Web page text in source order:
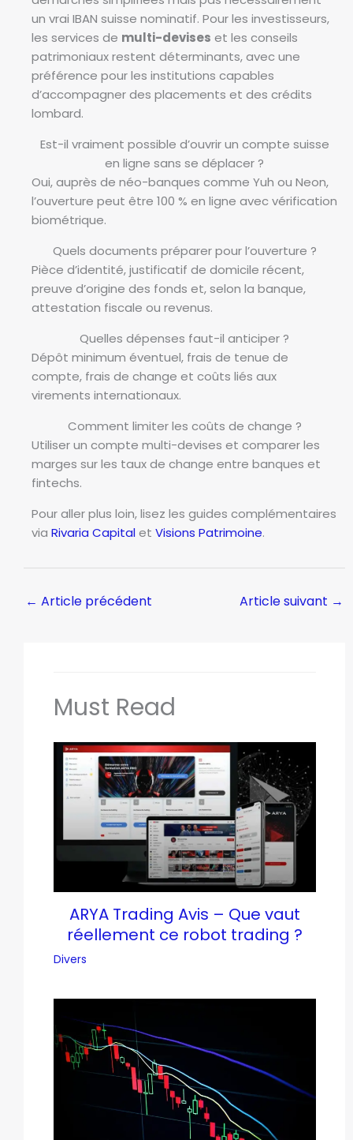
un vrai IBAN suisse nominatif. Pour les investisseurs,
les services de multi-devises et les conseils
patrimoniaux restent déterminants, avec une
préférence pour les institutions capables
d’accompagner des placements et des crédits
lombard.
Est-il vraiment possible d’ouvrir un compte suisse
en ligne sans se déplacer ?
Oui, auprès de néo-banques comme Yuh ou Neon,
l’ouverture peut être 100 % en ligne avec vérification
biométrique.
Quels documents préparer pour l’ouverture ?
Pièce d’identité, justificatif de domicile récent,
preuve d’origine des fonds et, selon la banque,
attestation fiscale ou revenus.
Quelles dépenses faut-il anticiper ?
Dépôt minimum éventuel, frais de tenue de
compte, frais de change et coûts liés aux
virements internationaux.
Comment limiter les coûts de change ?
Utiliser un compte multi-devises et comparer les
marges sur les taux de change entre banques et
fintechs.
Pour aller plus loin, lisez les guides complémentaires
via Rivaria Capitalet Visions Patrimoine.
← Article précédent Article suivant →
Must Read
ARYA Trading Avis – Que vaut
réellement ce robot trading ?
Divers